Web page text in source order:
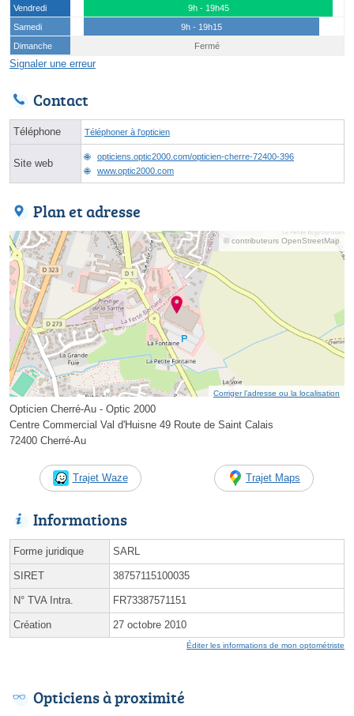
Vendredi
9h - 19h45
Samedi
9h - 19h15
Dimanche
Fermé
Signaler une erreur
Contact
Téléphone Téléphoner à l'opticien
Site web
opticiens.optic2000.com/opticien-cherre-72400-396
www.optic2000.com
Plan et adresse
© contributeurs OpenStreetMap
Corriger l’adresse ou la localisation
Opticien Cherré-Au - Optic 2000
Centre Commercial Val d'Huisne 49 Route de Saint Calais
72400 Cherré-Au
Trajet Waze Trajet Maps
Informations
Forme juridique SARL
SIRET 38757115100035
N° TVA Intra. FR73387571151
Création 27 octobre 2010
Éditer les informations de mon optométriste
Opticiens à proximité